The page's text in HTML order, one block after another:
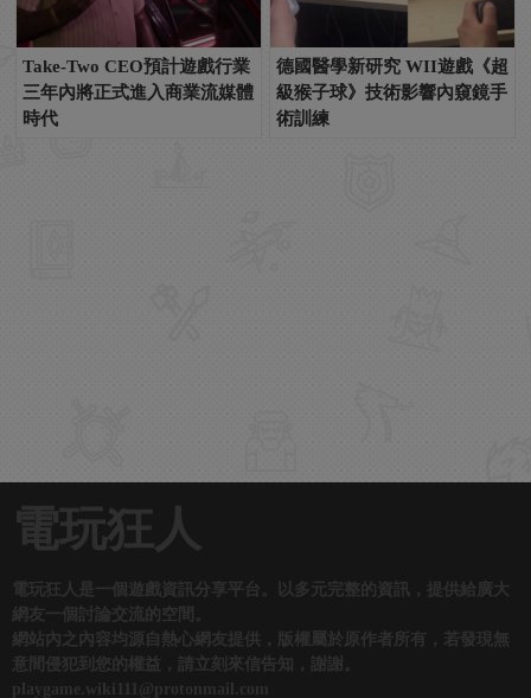
Take-Two CEO預計遊戲行業
三年內將正式進入商業流媒體
時代
德國醫學新研究 WII遊戲《超
級猴子球》技術影響內窺鏡手
術訓練
電玩狂人
電玩狂人是一個遊戲資訊分享平台。以多元完整的資訊，提供給廣大
網友一個討論交流的空間。
網站內之內容均源自熱心網友提供，版權屬於原作者所有，若發現無
意間侵犯到您的權益，請立刻來信告知，謝謝。
playgame.wiki111@protonmail.com